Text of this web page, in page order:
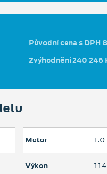
Původní cena s DPH
Zvýhodnění 240 246
Motor 1.0
Výkon